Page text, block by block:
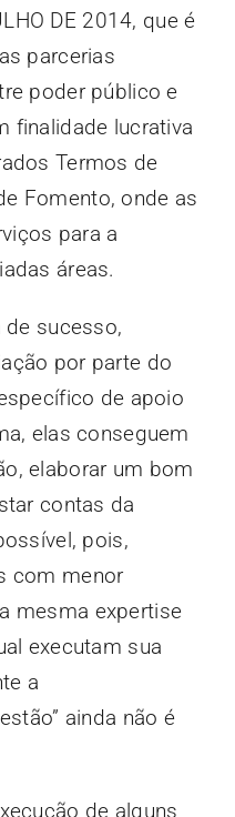
DE 2014, que é
parcerias
poder público e
finalidade lucrativa
Termos de
Fomento, onde as
para a
áreas.
de sucesso,
por parte do
de apoio
elas conseguem
elaborar um bom
contas da
pois,
com menor
mesma expertise
executam sua
a
ainda não é
de alguns